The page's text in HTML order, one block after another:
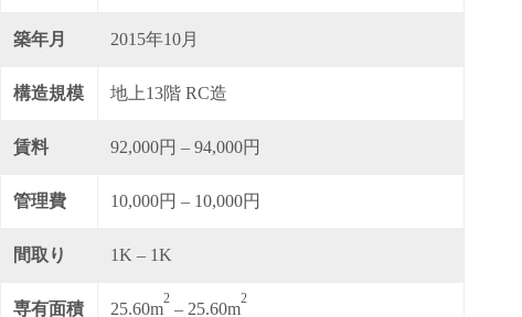
築年月 2015年10月
構造規模 地上13階 RC造
賃料 92,000円 – 94,000円
管理費 10,000円 – 10,000円
間取り 1K – 1K
専有面積 25.60m
2
– 25.60m
2